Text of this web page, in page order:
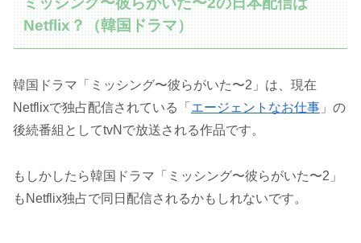
Netflix？（韓国ドラマ）
韓国ドラマ「ミッシング〜彼らがいた〜2」は、現在
Netflixで独占配信されている「 エージェントなお仕事 」の
後続番組としてtvNで放送される作品です。
もしかしたら韓国ドラマ「ミッシング〜彼らがいた〜2」
もNetflix独占で同日配信されるかもしれないです。